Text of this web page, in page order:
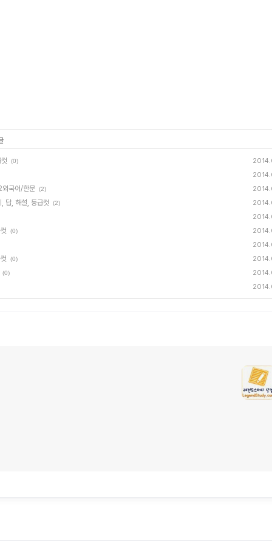
(0)
국어/한문 (2)
, 해설, 등급컷 (2)
(0)
(0)
(0)